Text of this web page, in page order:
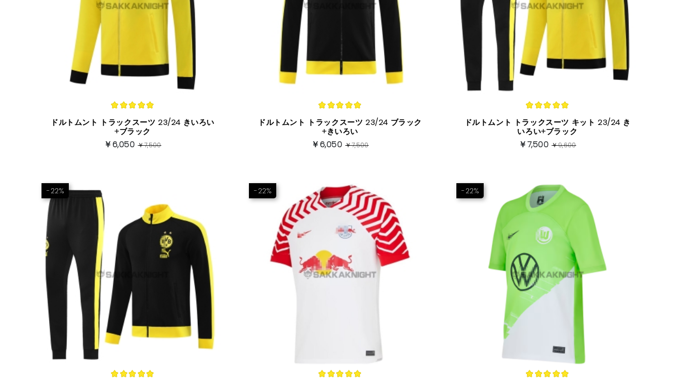
ドルトムント トラックスーツ 23/24 きいろい
+ブラック
￥6,050￥7,500
ドルトムント トラックスーツ 23/24 ブラック
+きいろい
￥6,050￥7,500
ドルトムント トラックスーツ キット 23/24 き
いろい+ブラック
￥7,500￥9,600
-22% -22% -22%